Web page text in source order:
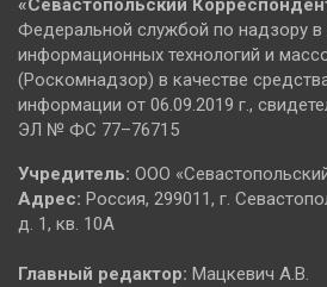
«Севастопольский
Федеральной службой по надзору в
информационных технологий и
(Роскомнадзор) в качестве
информации от 06.09.2019 г.,
ЭЛ № ФС 77–76715
Учредитель: ООО
Адрес: Россия, 299011, г.
д. 1, кв. 10А
Главный редактор: Мацкевич А.В.